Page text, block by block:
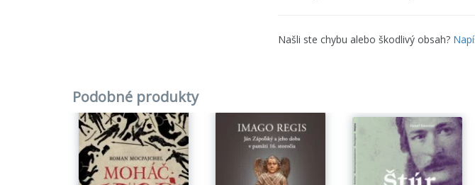
Našli ste chybu alebo škodlivý obsah?
Podobné produkty